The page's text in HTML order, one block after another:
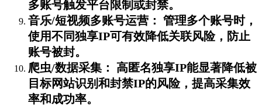
多账号触发平台限制或封禁。
音乐/短视频多账号运营： 管理多个账号时，
使用不同独享IP可有效降低关联风险，防止
账号被封。
爬虫/数据采集： 高匿名独享IP能显著降低被
目标网站识别和封禁IP的风险，提高采集效
率和成功率。